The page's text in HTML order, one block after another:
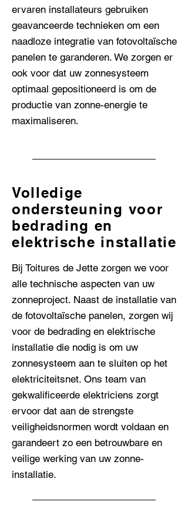
ervaren installateurs gebruiken
geavanceerde technieken om een ​​
naadloze integratie van fotovoltaïsche
panelen te garanderen. We zorgen er
ook voor dat uw zonnesysteem
optimaal gepositioneerd is om de
productie van zonne-energie te
maximaliseren.
Volledige
ondersteuning voor
bedrading en
elektrische installatie
Bij Toitures de Jette zorgen we voor
alle technische aspecten van uw
zonneproject. Naast de installatie van
de fotovoltaïsche panelen, zorgen wij
voor de bedrading en elektrische
installatie die nodig is om uw
zonnesysteem aan te sluiten op het
elektriciteitsnet. Ons team van
gekwalificeerde elektriciens zorgt
ervoor dat aan de strengste
veiligheidsnormen wordt voldaan en
garandeert zo een betrouwbare en
veilige werking van uw zonne-
installatie.